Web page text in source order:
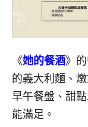
《她的餐酒》
的義大利麵、
早午餐盤、甜
能滿足。